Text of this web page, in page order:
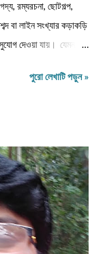
রম্যরচনা, ছোটগল্প,
বা লাইন সংখ্যার কড়াকড়ি
দেওয়া যায়। যেমন,
'অবশ্যমান্য' নয়। সম্পূর্ণ
(ছবি দেওয়ার দরকার
সংখ্যা ২০২৬-এর
পুরো লেখাটি পড়ুন »